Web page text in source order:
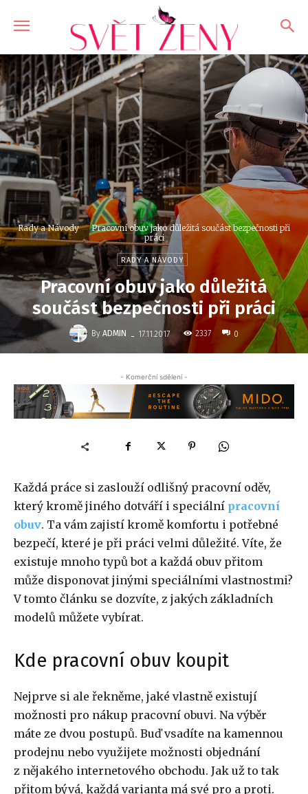
Rady a Návody
Pracovní obuv jako důležitá součást bezpečnosti při
práci
RADY A NÁVODY
Pracovní obuv jako důležitá
součást bezpečnosti při práci
By ADMIN - 17.11.2017 2337 0
- Komerční sdělení -
Každá práce si zaslouží odlišný pracovní oděv,
který kromě jiného dotváří i speciální pracovní
obuv. Ta vám zajistí kromě komfortu i potřebné
bezpečí, které je při práci velmi důležité. Víte, že
existuje mnoho typů bot a každá obuv přitom
může disponovat jinými speciálními vlastnostmi?
V tomto článku se dozvíte, z jakých základních
modelů můžete vybírat.
Kde pracovní obuv koupit
Nejprve si ale řekněme, jaké vlastně existují
možnosti pro nákup pracovní obuvi. Na výběr
máte ze dvou postupů. Buď vsadíte na kamennou
prodejnu nebo využijete možnosti objednání
z nějakého internetového obchodu. Jak už to tak
přitom bývá, každá varianta má své pro a proti.